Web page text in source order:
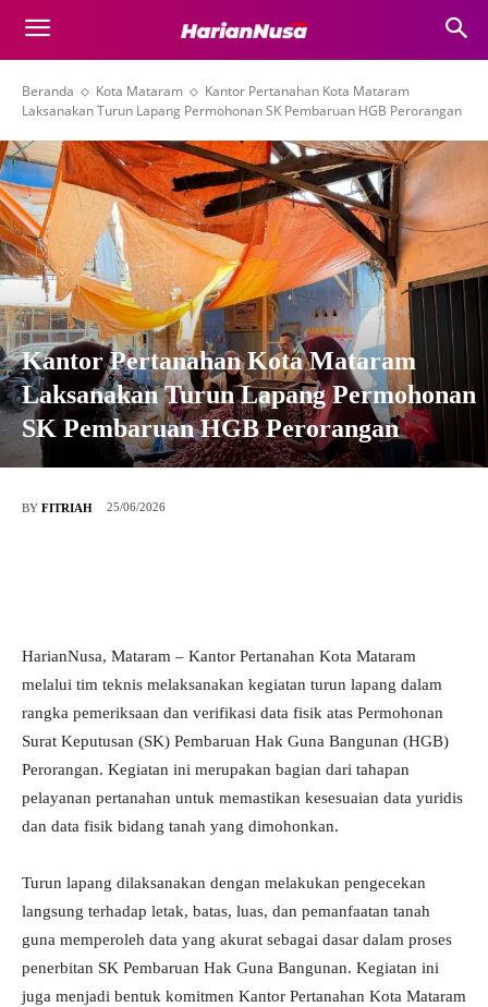
Beranda Kota Mataram
Kantor Pertanahan Kota Mataram
Laksanakan Turun Lapang Permohonan SK Pembaruan HGB Perorangan
Kantor Pertanahan Kota Mataram
Laksanakan Turun Lapang Permohonan
SK Pembaruan HGB Perorangan
BY FITRIAH 25/06/2026
HarianNusa, Mataram – Kantor Pertanahan Kota Mataram
melalui tim teknis melaksanakan kegiatan turun lapang dalam
rangka pemeriksaan dan verifikasi data fisik atas Permohonan
Surat Keputusan (SK) Pembaruan Hak Guna Bangunan (HGB)
Perorangan. Kegiatan ini merupakan bagian dari tahapan
pelayanan pertanahan untuk memastikan kesesuaian data yuridis
dan data fisik bidang tanah yang dimohonkan.
Turun lapang dilaksanakan dengan melakukan pengecekan
langsung terhadap letak, batas, luas, dan pemanfaatan tanah
guna memperoleh data yang akurat sebagai dasar dalam proses
penerbitan SK Pembaruan Hak Guna Bangunan. Kegiatan ini
juga menjadi bentuk komitmen Kantor Pertanahan Kota Mataram